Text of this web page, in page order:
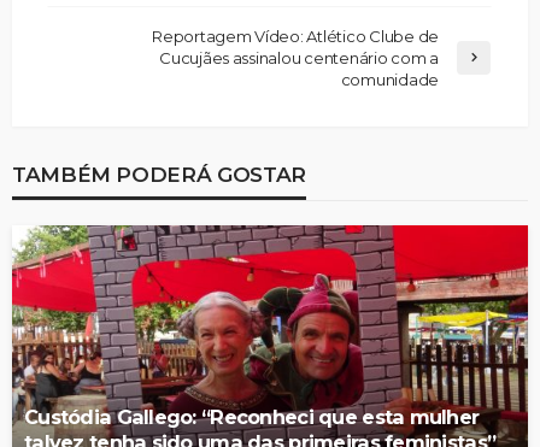
Reportagem Vídeo: Atlético Clube de
Cucujães assinalou centenário com a
comunidade
TAMBÉM PODERÁ GOSTAR
Custódia Gallego: “Reconheci que esta mulher
talvez tenha sido uma das primeiras feministas”